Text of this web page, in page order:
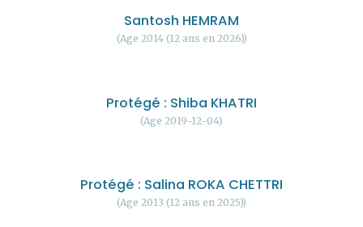
Santosh HEMRAM
Age 2014 (12 ans en 2026)
Protégé : Shiba KHATRI
Age 2019-12-04
Protégé : Salina ROKA CHETTRI
Age 2013 (12 ans en 2025)